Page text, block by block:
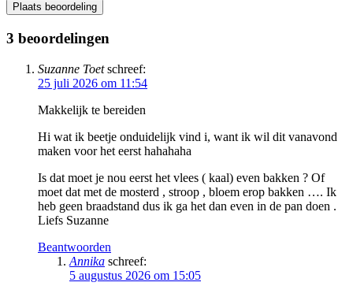
Plaats beoordeling
3 beoordelingen
Suzanne Toet schreef:
25 juli 2026 om 11:54
Makkelijk te bereiden
Hi wat ik beetje onduidelijk vind i, want ik wil dit vanavond
maken voor het eerst hahahaha
Is dat moet je nou eerst het vlees ( kaal) even bakken ? Of
moet dat met de mosterd , stroop , bloem erop bakken …. Ik
heb geen braadstand dus ik ga het dan even in de pan doen .
Liefs Suzanne
Beantwoorden
Annika schreef:
5 augustus 2026 om 15:05